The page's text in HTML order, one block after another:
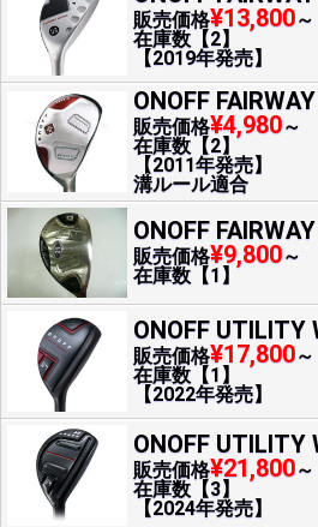
販売価格¥13,800～
在庫数【2】
【2019年発売】
ONOFF
販売価格¥4,980～
在庫数【2】
【2011年発売】
溝ルール適合
ONOFF
販売価格¥9,800～
在庫数【1】
ONOFF UTILITY
販売価格¥17,800～
在庫数【1】
【2022年発売】
ONOFF UTILITY
販売価格¥21,800～
在庫数【3】
【2024年発売】